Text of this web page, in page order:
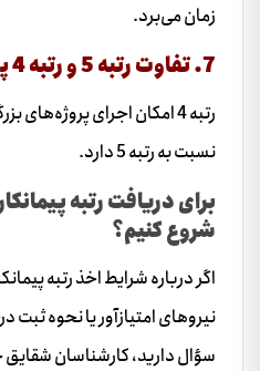
زمان می‌برد.
7. تفاوت رتبه 5 و رتبه 4 پیمانکاری چیست؟
رتبه 4 امکان اجرای پروژه‌های
نسبت به رتبه 5 دارد.
برای دریافت رتبه
شروع کنیم؟
اگر درباره شرایط اخذ رتبه
نیروهای امتیازآور یا نحوه
سؤال دارید، کارشناسان شقایق